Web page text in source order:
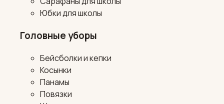
Юбки для школы
Головные уборы
Бейсболки и кепки
Косынки
Панамы
Повязки